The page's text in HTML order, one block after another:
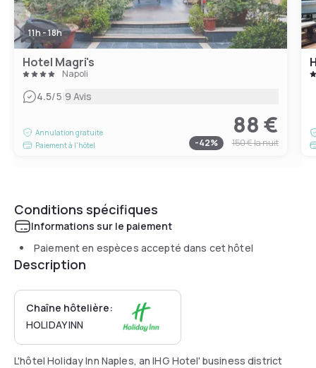
11h - 18h
Hotel Magri's
Napoli
4.5/5|9 Avis
Annulation gratuite
Paiement à l'hôtel
88 €
-42% 150 €la nuit
Conditions spécifiques
Informations sur le paiement
Paiement en espèces accepté dans cet hôtel
Description
Chaîne hôtelière:
HOLIDAY INN
L'hôtel Holiday Inn Naples, an IHG Hotel' business district